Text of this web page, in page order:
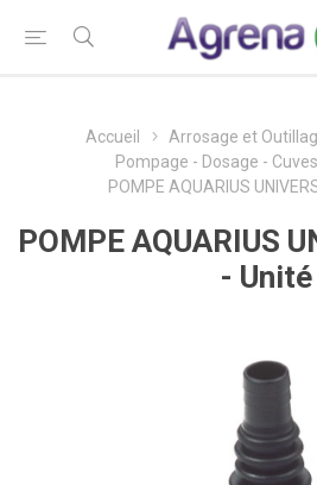
Accueil Arrosage et
Pompage - Dosage -
POMPE AQUARIUS
POMPE AQUARIUS
- Unité